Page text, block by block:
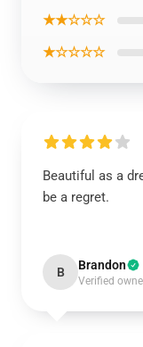
★★☆☆☆
★☆☆☆☆
Beautiful as a
be a regret.
B Brandon
Verified